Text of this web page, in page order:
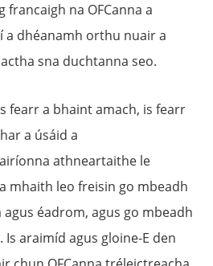
na OFCanna a
a dhéanamh orthu nuair a
sna duchtanna seo.
fearr a bhaint amach, is fearr
a úsáid a
athneartaithe le
mhaith leo freisin go mbeadh
agus éadrom, agus go mbeadh
araimíd agus gloine-E den